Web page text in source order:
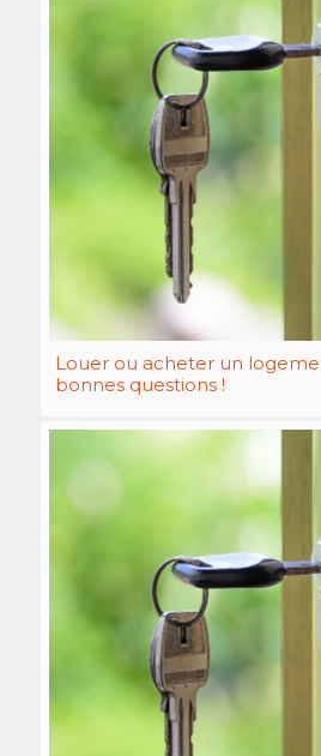
Louer ou acheter un
bonnes questions !